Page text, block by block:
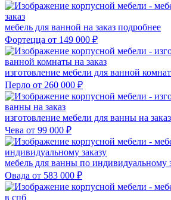
мебель для ванной на заказ подробнее
Фортецца от 149 000 ₽
изготовление мебели для ванной
Перло от 260 000 ₽
изготовление мебели для ванны на заказ
Чева от 99 000 ₽
мебель для ванны по индивидуальному
Овада от 583 000 ₽